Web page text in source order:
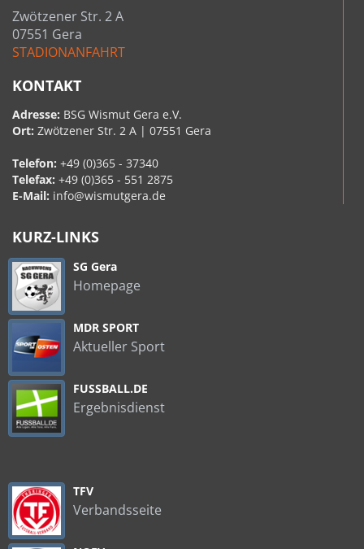
Zwötzener Str. 2 A
07551 Gera
STADIONANFAHRT
KONTAKT
Adresse: BSG Wismut Gera e.V.
Ort: Zwötzener Str. 2 A | 07551 Gera
Telefon: +49 (0)365 - 37340
Telefax: +49 (0)365 - 551 2875
E-Mail: info@wismutgera.de
KURZ-LINKS
SG Gera
Homepage
MDR SPORT
Aktueller Sport
FUSSBALL.DE
Ergebnisdienst
TFV
Verbandsseite